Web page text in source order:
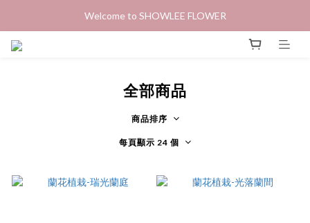
Welcome to SHOWLEE FLOWER
全部商品
商品排序
每頁顯示 24 個